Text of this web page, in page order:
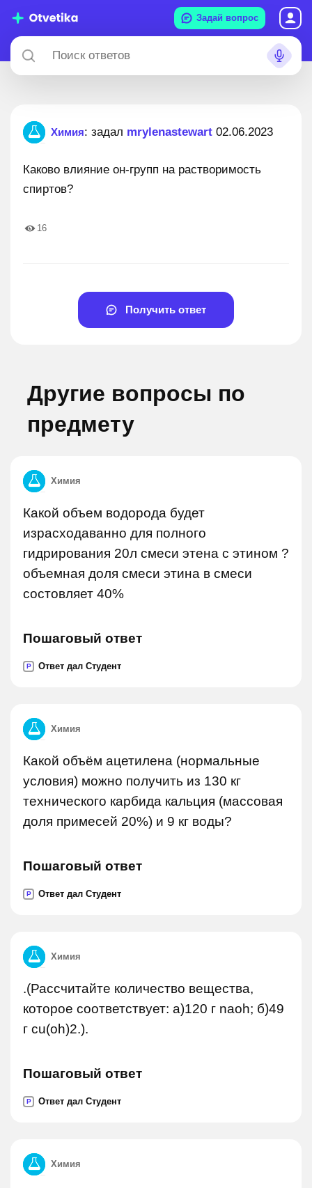
Задай вопрос
Химия: задал mrylenastewart 02.06.2023
Каково влияние он-групп на растворимость
спиртов?
16
Получить ответ
Другие вопросы по
предмету
Химия
Какой объем водорода будет
израсходаванно для полного
гидрирования 20л смеси этена с этином ?
объемная доля смеси этина в смеси
состовляет 40%
Пошаговый ответ
P Ответ дал Студент
Химия
Какой объём ацетилена (нормальные
условия) можно получить из 130 кг
технического карбида кальция (массовая
доля примесей 20%) и 9 кг воды?
Пошаговый ответ
P Ответ дал Студент
Химия
.(Рассчитайте количество вещества,
которое соответствует: а)120 г naoh; б)49
г cu(oh)2.).
Пошаговый ответ
P Ответ дал Студент
Химия